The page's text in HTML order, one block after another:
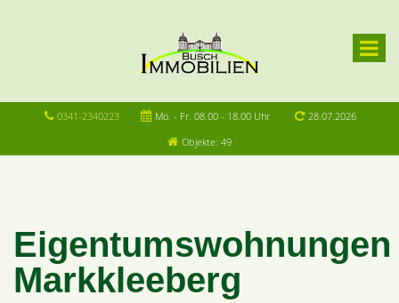
0341-2340223 Mo. - Fr. 08.00 - 18.00 Uhr
28.07.2026
Objekte: 49
Eigentumswohnungen
Markkleeberg